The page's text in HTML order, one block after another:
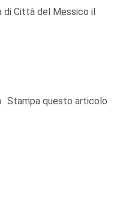
di Città del Messico il
Stampa questo articolo